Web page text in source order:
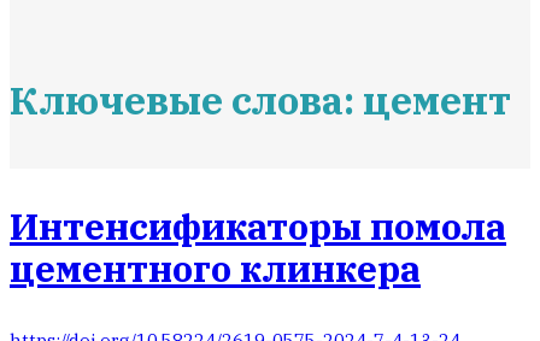
Ключевые слова: цемент
Интенсификаторы помола
цементного клинкера